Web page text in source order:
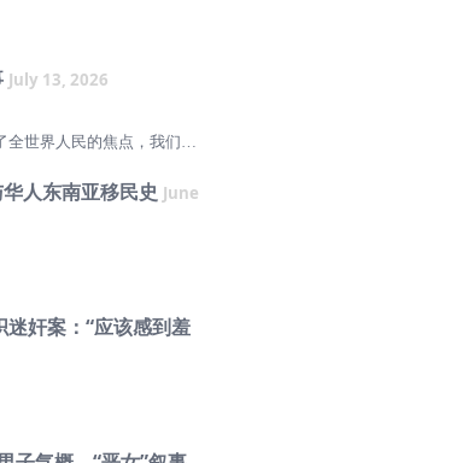
高峰时在山脚下就已经摔
此这座高峰就在噩梦中时
们会因王虹与邓煜教授
！
July 13, 2026
全世界人民的焦点，我们当
世界杯主题曲的争议，但
如何从一个对足球一无所
，而时代又如何在背景中
完的）节目！
去小宇宙查看完
人东南亚移民史 June
到哪里毛飘到哪里，而且
处理干净，清理不干净就
家里肉眼可见的干净了很
奸案：“应该感到羞
事件呢？为了解答这个问